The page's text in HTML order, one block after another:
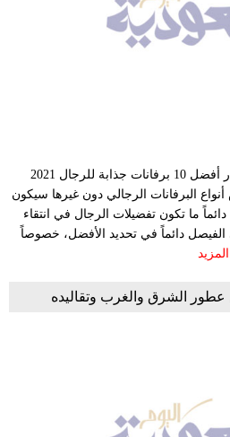
بكل تأكيد عند الحديث عن اختيار أفضل 10 برفانات جذابة للرجال 2021
البرفانات الرجالي دون غيرها سيكون
دائماً ما تكون تفضيلات الرجال في انتقاء
الفيصل دائماً في تحديد الأفضل، خصوصاً
المزيد
عطور الشرق والغرب وتقاليده